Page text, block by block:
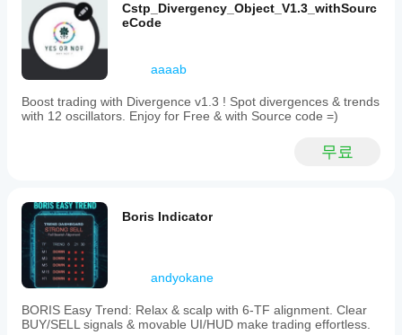
Cstp_Divergency_Object_V1.3_withSourc
eCode
aaaab
Boost trading with Divergence v1.3 ! Spot divergences & trends
with 12 oscillators. Enjoy for Free & with Source code =)
무료
Boris Indicator
andyokane
BORIS Easy Trend: Relax & scalp with 6-TF alignment. Clear
BUY/SELL signals & movable UI/HUD make trading effortless.